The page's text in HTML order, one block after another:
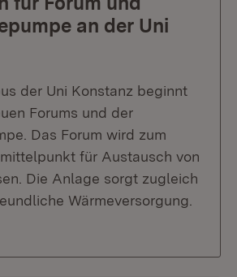
an der Uni
der Uni Konstanz beginnt
Forums und der
Das Forum wird zum
für Austausch von
Die Anlage sorgt zugleich
Wärmeversorgung.